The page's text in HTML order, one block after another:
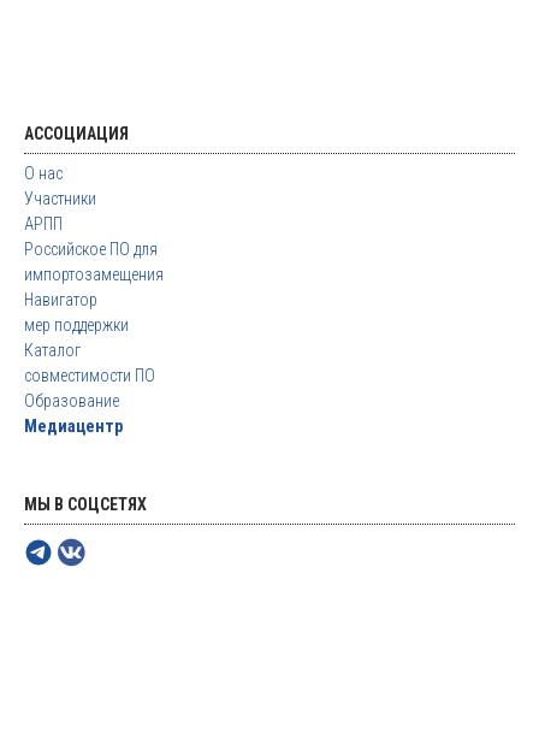
АССОЦИАЦИЯ
О нас
Участники
АРПП
Российское ПО для
импортозамещения
Навигатор
мер поддержки
Каталог
совместимости ПО
Образование
Медиацентр
МЫ В СОЦСЕТЯХ